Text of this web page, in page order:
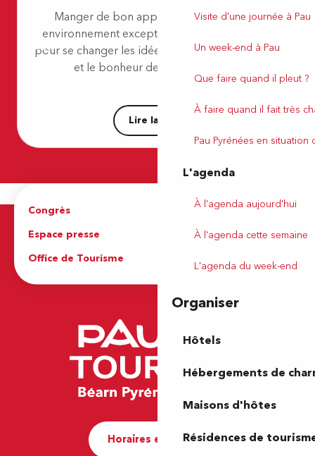
Visite d'une journée à Pau
Un week-end à Pau
Que faire quand il pleut ?
À faire quand il fait très
Pau Pyrénées en situation
L'agenda
À l'agenda aujourd'hui
À l'agenda cette semaine
L'agenda du week-end
Organiser
Hôtels
Hébergements de
Maisons d'hôtes
Résidences de
Jumo & Co
Arraditz
Les Pipelettes
Manger de bon appétit en profitant d’un
environnement exceptionnel, un moyen idéal
pour se changer les idées. Le plaisir des papilles
et le bonheur des pupilles sont...
Lire la suite
Congrès
Espace pro
Espace presse
Brochures
Office de Tourisme
Horaires et contact